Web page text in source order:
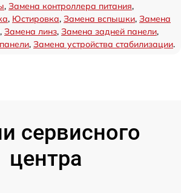
, Замена контроллера питания,
, Юстировка, Замена вспышки, Замена
, Замена линз, Замена задней панели,
, Замена устройства стабилизации.
сервисного
центра